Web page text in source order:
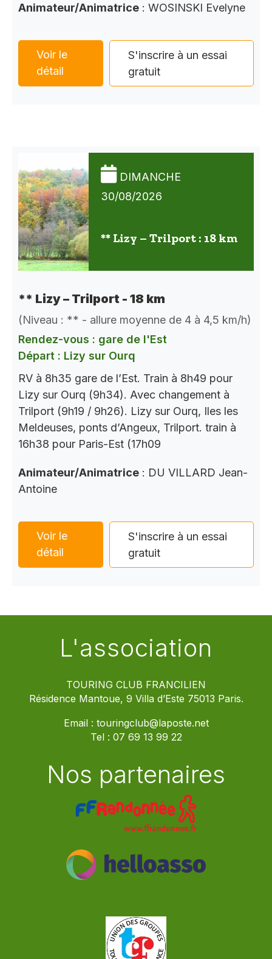
Animateur/Animatrice : WOSINSKI Evelyne
Voir le
détail
S'inscrire à un essai
gratuit
DIMANCHE
30/08/2026
** Lizy – Trilport : 18 km
** Lizy – Trilport - 18 km
(Niveau : ** - allure moyenne de 4 à 4,5 km/h)
Rendez-vous : gare de l'Est
Départ : Lizy sur Ourq
RV à 8h35 gare de l’Est. Train à 8h49 pour
Lizy sur Ourq (9h34). Avec changement à
Trilport (9h19 / 9h26). Lizy sur Ourq, Iles les
Meldeuses, ponts d’Angeux, Trilport. train à
16h38 pour Paris-Est (17h09
Animateur/Animatrice : DU VILLARD Jean-
Antoine
Voir le
détail
S'inscrire à un essai
gratuit
L'association
TOURING CLUB FRANCILIEN
Résidence Mantoue, 9 Villa d’Este 75013 Paris.
Email : touringclub@laposte.net
Tel : 07 69 13 99 22
Nos partenaires